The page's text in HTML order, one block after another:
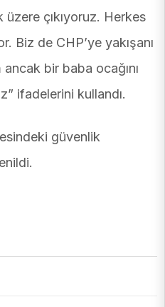
üzere çıkıyoruz. Herkes
Biz de CHP’ye yakışanı
bir baba ocağını
ifadelerini kullandı.
güvenlik